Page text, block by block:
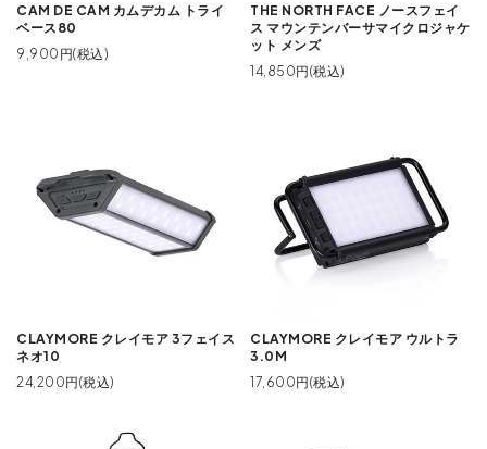
CAM DE CAM カムデカム トライ
ベース80
9,900円(税込)
THE NORTH FACE ノースフェイ
ス マウンテンバーサマイクロジャケ
ット メンズ
14,850円(税込)
CLAYMORE クレイモア 3フェイス
ネオ10
24,200円(税込)
CLAYMORE クレイモア ウルトラ
3.0M
17,600円(税込)